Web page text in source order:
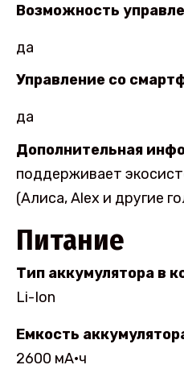
Возможность
да
Управление со
да
Дополнительная
поддерживает
(Алиса, Alex и другие
Питание
Тип аккумулятора в
Li-Ion
Емкость
2600 мА·ч